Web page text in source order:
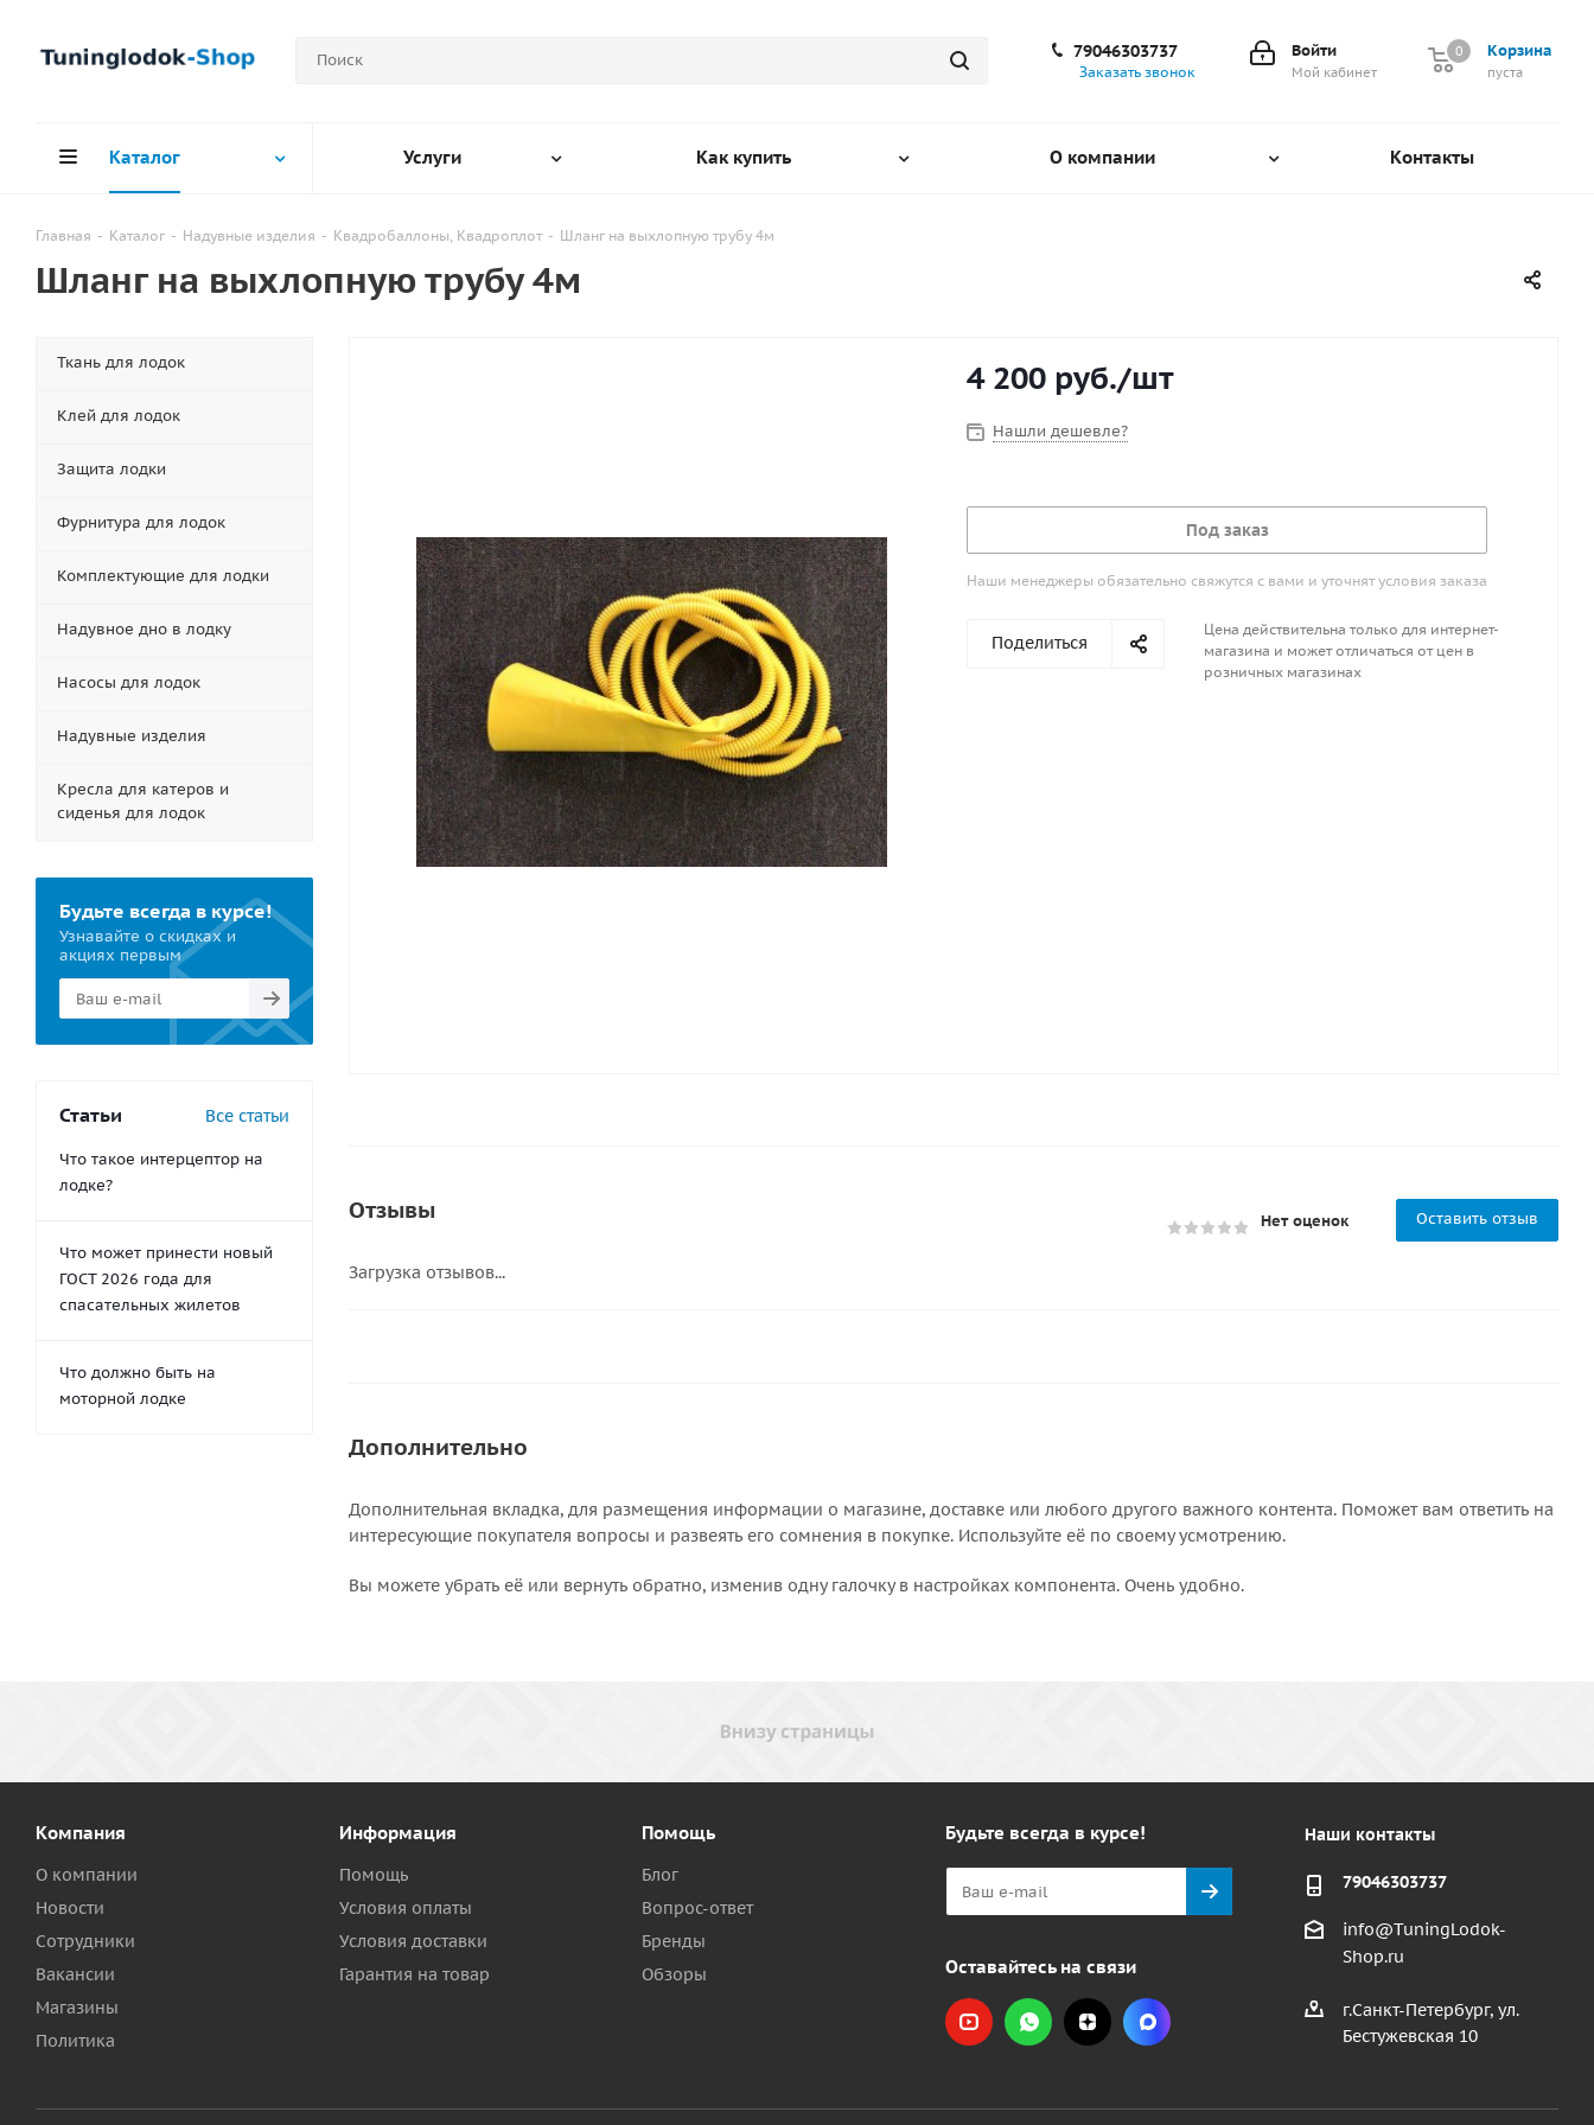
Корзина
0
пуста
0
Войти
Мой кабинет
79046303737
Заказать звонок
Каталог Услуги Как купить О компании Контакты
Главная - Каталог - Надувные изделия - Квадробаллоны, Квадроплот - Шланг на выхлопную трубу 4м
Шланг на выхлопную трубу 4м
4 200 руб./шт
Нашли дешевле?
Под заказ
Наши менеджеры обязательно свяжутся с вами и уточнят условия заказа
Поделиться
Цена действительна только для интернет-
магазина и может отличаться от цен в
розничных магазинах
Отзывы Нет оценок Оставить отзыв
Загрузка отзывов...
Дополнительно
Дополнительная вкладка, для размещения информации о магазине, доставке или любого другого важного контента. Поможет вам ответить на
интересующие покупателя вопросы и развеять его сомнения в покупке. Используйте её по своему усмотрению.
Вы можете убрать её или вернуть обратно, изменив одну галочку в настройках компонента. Очень удобно.
Ткань для лодок
Клей для лодок
Защита лодки
Фурнитура для лодок
Комплектующие для лодки
Надувное дно в лодку
Насосы для лодок
Надувные изделия
Кресла для катеров и
сиденья для лодок
Будьте всегда в курсе!
Узнавайте о скидках и
акциях первым
Статьи Все статьи
Что такое интерцептор на
лодке?
Что может принести новый
ГОСТ 2026 года для
спасательных жилетов
Что должно быть на
моторной лодке
Компания
О компании
Новости
Сотрудники
Вакансии
Магазины
Политика
Информация
Помощь
Условия оплаты
Условия доставки
Гарантия на товар
Помощь
Блог
Вопрос-ответ
Бренды
Обзоры
Будьте всегда в курсе!
Оставайтесь на связи
Наши контакты
79046303737
info@TuningLodok-
Shop.ru
г.Санкт-Петербург, ул.
Бестужевская 10